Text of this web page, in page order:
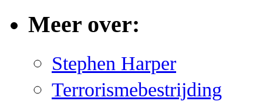
Meer over:
Stephen Harper
Terrorismebestrijding